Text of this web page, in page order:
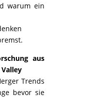
warum ein
aus
Trends
bevor sie